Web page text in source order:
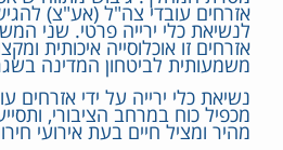
אזרחים עובדי צה"ל (אע"צ)
לנשיאת כלי ירייה פרטי. שני
אזרחים זו אוכלוסייה איכותית
משמעותית לביטחון המדינה
נשיאת כלי ירייה על ידי אזרחים
מכפיל כוח במרחב הציבורי,
מהיר ומציל חיים בעת אירועי